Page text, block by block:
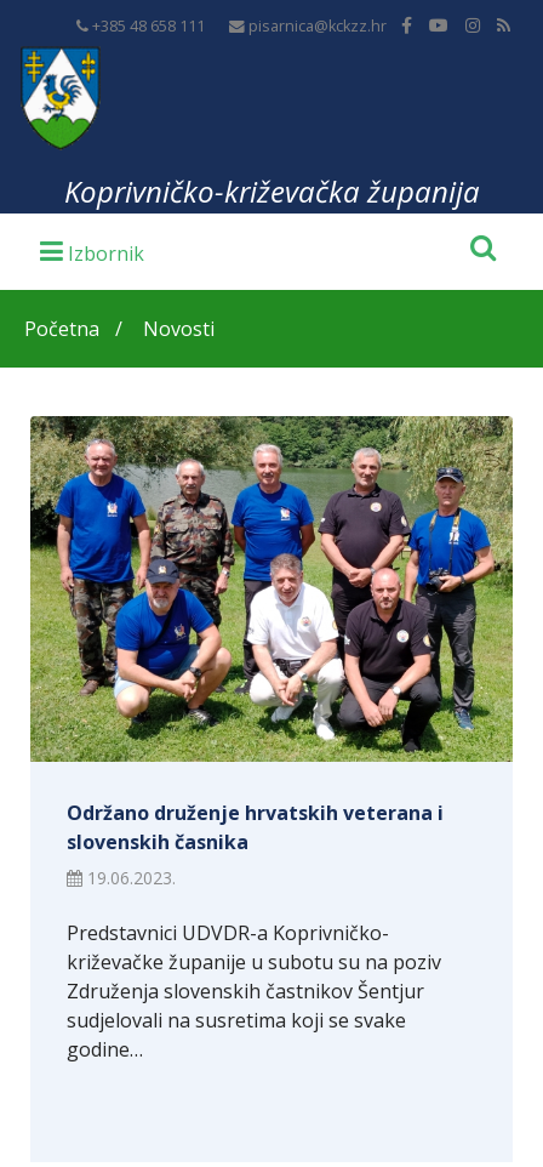
+385 48 658 111 pisarnica@kckzz.hr
Koprivničko-križevačka županija
Početna Novosti
Održano druženje hrvatskih veterana i
slovenskih časnika
19.06.2023.
Predstavnici UDVDR-a Koprivničko-
križevačke županije u subotu su na poziv
Združenja slovenskih častnikov Šentjur
sudjelovali na susretima koji se svake
godine…